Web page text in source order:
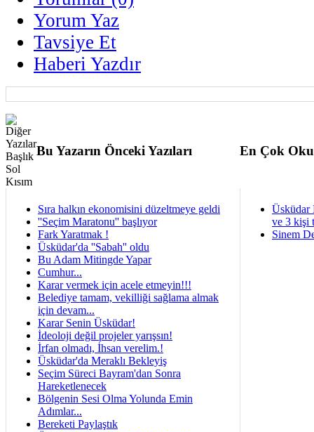
Yorum Yaz
Tavsiye Et
Haberi Yazdır
Bu Yazarın Önceki Yazıları En Çok
Sıra halkın ekonomisini düzeltmeye geldi
''Seçim Maratonu'' başlıyor
Fark Yaratmak !
Üsküdar'da ''Sabah'' oldu
Bu Adam Mitingde Yapar
Cumhur...
Karar vermek için acele etmeyin!!!
Belediye tamam, vekilliği sağlama almak
için devam...
Karar Senin Üsküdar!
İdeoloji değil projeler yarışsın!
İrfan olmadı, İhsan verelim.!
Üsküdar'da Meraklı Bekleyiş
Seçim Süreci Bayram'dan Sonra
Hareketlenecek
Bölgenin Sesi Olma Yolunda Emin
Adımlar...
Bereketi Paylaştık
Üsküdar
ve 3 kişi
Sinem